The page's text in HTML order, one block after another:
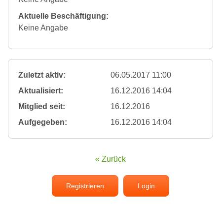
Aktuelle Beschäftigung:
Keine Angabe
Zuletzt aktiv:
06.05.2017 11:00
Aktualisiert:
16.12.2016 14:04
Mitglied seit:
16.12.2016
Aufgegeben:
16.12.2016 14:04
« Zurück
Registrieren Login